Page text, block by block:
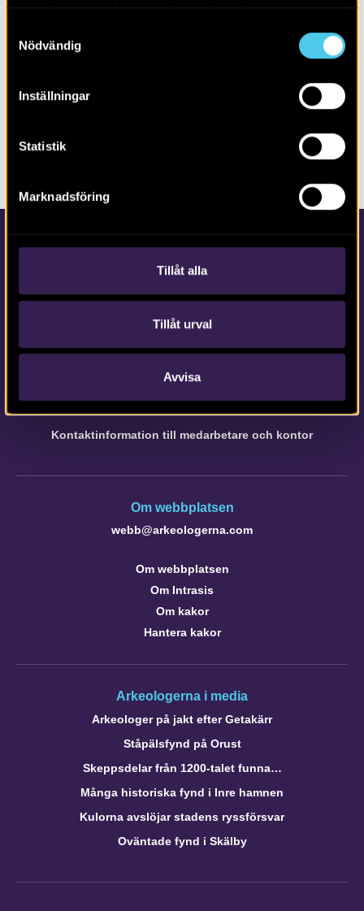
Nödvändig
Inställningar
Statistik
Marknadsföring
Tillåt alla
Tillåt urval
Avvisa
Kontakta Arkeologerna
Tfn vx: 010-480 80 00
Kontaktinformation till medarbetare och kontor
Om webbplatsen
webb@arkeologerna.com
Om webbplatsen
Om Intrasis
Om kakor
Hantera kakor
Arkeologerna i media
Arkeologer på jakt efter Getakärr
Ståpälsfynd på Orust
Skeppsdelar från 1200-talet funna…
Många historiska fynd i Inre hamnen
Kulorna avslöjar stadens ryssförsvar
Oväntade fynd i Skälby